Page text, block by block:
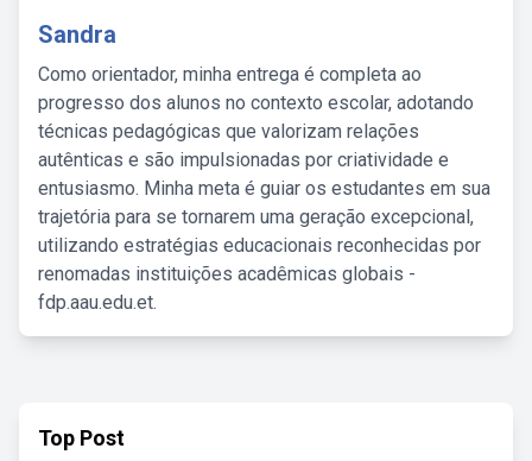
Sandra
Como orientador, minha entrega é completa ao
progresso dos alunos no contexto escolar, adotando
técnicas pedagógicas que valorizam relações
autênticas e são impulsionadas por criatividade e
entusiasmo. Minha meta é guiar os estudantes em sua
trajetória para se tornarem uma geração excepcional,
utilizando estratégias educacionais reconhecidas por
renomadas instituições acadêmicas globais -
fdp.aau.edu.et.
Top Post